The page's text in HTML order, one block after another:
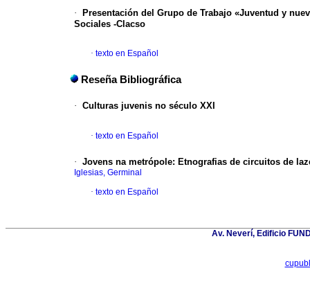
· Presentación del Grupo de Trabajo «Juventud y
Sociales -Clacso
· texto en Español
Reseña Bibliográfica
· Culturas juvenis no século XXI
· texto en Español
· Jovens na metrópole: Etnografias de circuitos de
Iglesias, Germinal
· texto en Español
Av. Neverí, Edificio